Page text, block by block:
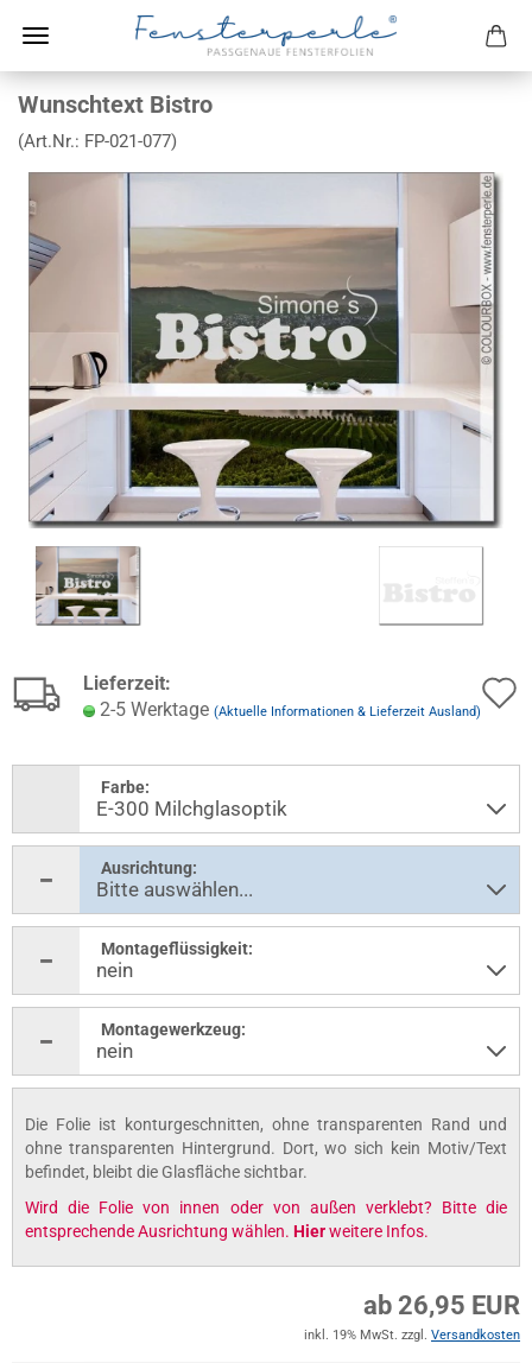
Wunschtext Bistro
(Art.Nr.: FP-021-077)
Lieferzeit:
2-5 Werktage (Aktuelle Informationen & Lieferzeit Ausland)
Farbe:
Ausrichtung:
Montageflüssigkeit:
Montagewerkzeug:
Die Folie ist konturgeschnitten, ohne transparenten Rand und
ohne transparenten Hintergrund. Dort, wo sich kein Motiv/Text
befindet, bleibt die Glasfläche sichtbar.
Wird die Folie von innen oder von außen verklebt? Bitte die
entsprechende Ausrichtung wählen. Hierweitere Infos.
ab 26,95 EUR
inkl. 19% MwSt. zzgl. Versandkosten